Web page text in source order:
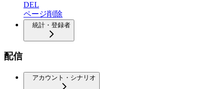
DEL
ページ削除
統計・登録者
配信
アカウント・シナリオ